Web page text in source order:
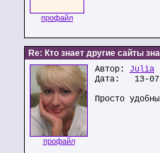
профайл
Re: Кто знает другие сайты
профайл
Автор: Julia
Дата: 13-
Просто